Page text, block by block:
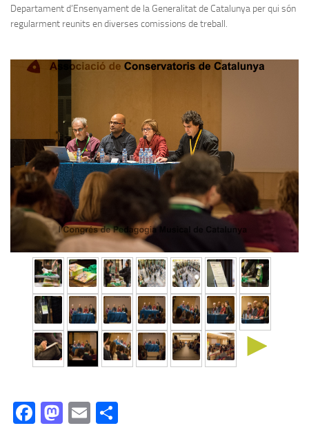
Departament d’Ensenyament de la Generalitat de Catalunya per qui són
regularment reunits en diverses comissions de treball.
►
Facebook
Mastodon
Email